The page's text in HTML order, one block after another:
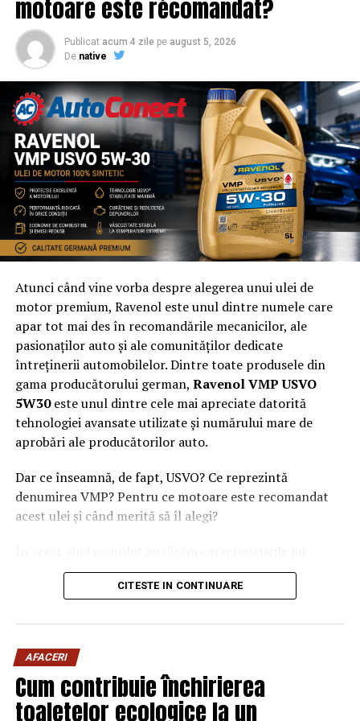
schimb de care ai nevoie. Oferim livrare rapidă în toată
România.
De ce să riști să-ți deteriorezi iPhone-ul mai mult cu
piese de schimb de proastă calitate? Alege
SmeuGSM pentru piese de schimb de calitate și un
service excelent pentru clienți!
Contact:
SmeuGSM
Website:www.smeugsm.ro
Telefon: 0763 255 555
ARTICOLE PE ACEIASI TEMA:
URMATORUL
Chocolate Saga devine expozitie internațională
NU RATATI
ZiareCluj.ro – Sursa Ta de știri de Încredere din Cluj-
Napoca și tot județul Cluj
motoare este recomandat?
Publicat acum 4 zile pe august 5, 2026
De native
Atunci când vine vorba despre alegerea unui ulei de
motor premium, Ravenol este unul dintre numele care
apar tot mai des în recomandările mecanicilor, ale
pasionaților auto și ale comunităților dedicate
întreținerii automobilelor. Dintre toate produsele din
gama producătorului german, Ravenol VMP USVO
5W30este unul dintre cele mai apreciate datorită
tehnologiei avansate utilizate și numărului mare de
aprobări ale producătorilor auto.
Dar ce înseamnă, de fapt, USVO? Ce reprezintă
denumirea VMP? Pentru ce motoare este recomandat
acest ulei și când merită să îl alegi?
Ravenol VMP USVO 5W30 și explicăm de ce este
considerat unul dintre cele mai performante uleiuri de
Ravenol este un producător german de lubrifianți
fondat în anul 1946 și recunoscut la nivel internațional
pentru dezvoltarea deuleiuri de motor premium
CITESTE IN CONTINUARE
AFACERI
Cum contribuie închirierea
toaletelor ecologice la un